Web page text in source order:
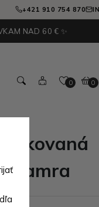
+421 910 754 870
NAD 60 € ✨
0 0
lakovaná
Samra